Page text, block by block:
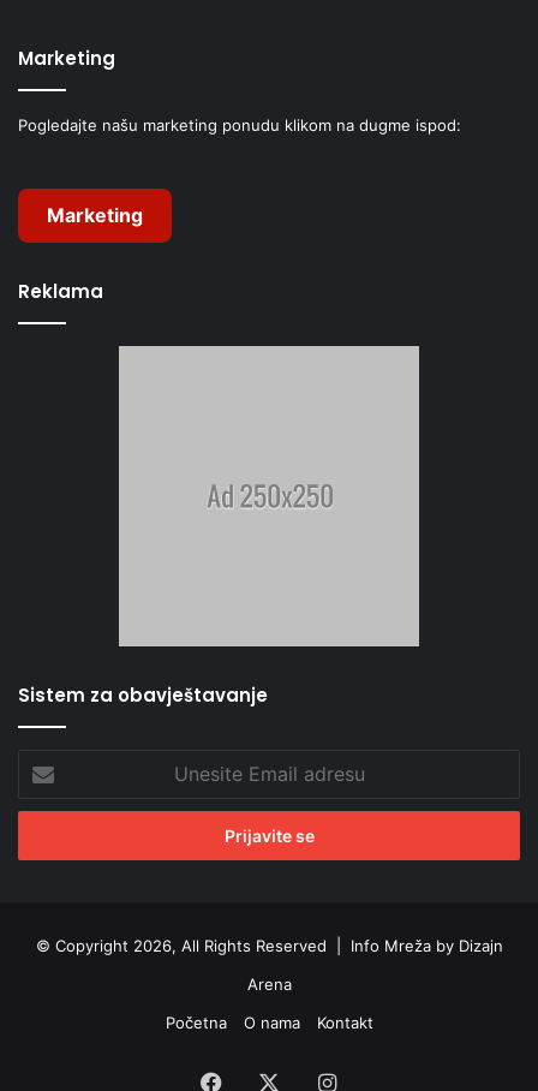
Marketing
Pogledajte našu marketing ponudu klikom na dugme ispod:
Marketing
Reklama
Sistem za obavještavanje
Email
adresu
© Copyright 2026, All Rights Reserved | Info Mreža by Dizajn
Arena
Početna
O nama Kontakt
Facebook Instagram